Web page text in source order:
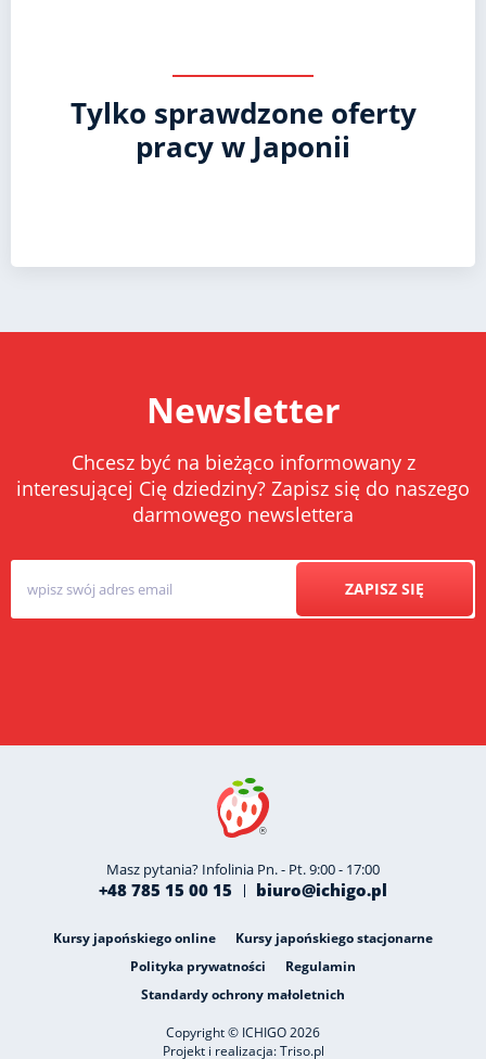
Tylko sprawdzone oferty
pracy w Japonii
Newsletter
Chcesz być na bieżąco informowany z
interesującej Cię dziedziny? Zapisz się do naszego
darmowego newslettera
ZAPISZ SIĘ
Masz pytania? Infolinia Pn. - Pt. 9:00 - 17:00
+48 785 15 00 15 biuro@ichigo.pl
Kursy japońskiego online
Kursy japońskiego stacjonarne
Polityka prywatności
Regulamin
Standardy ochrony małoletnich
Copyright © ICHIGO 2026
Projekt i realizacja:Triso.pl